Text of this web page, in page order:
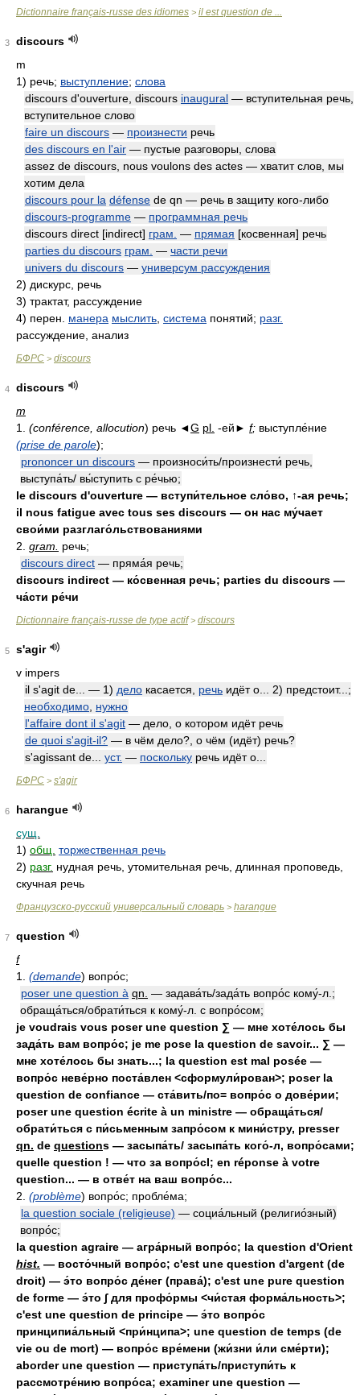
Dictionnaire français-russe des idiomes > il est question de ...
3
discours
m
1) речь; выступление; слова
discours d'ouverture, discours inaugural — вступительная речь,
вступительное слово
faire un discours — произнести речь
des discours en l'air — пустые разговоры, слова
assez de discours, nous voulons des actes — хватит слов, мы
хотим дела
discours pour la défense de qn — речь в защиту кого-либо
discours-programme — программная речь
discours direct [indirect] грам. — прямая [косвенная] речь
parties du discours грам. — части речи
univers du discours — универсум рассуждения
2) дискурс, речь
3) трактат, рассуждение
4) перен. манера мыслить система понятий; разг.
рассуждение, анализ
БФРС > discours
4
discours
m
1. (conférence, allocution) речь ◄G pl. -ей► f; выступле́ние
(prise de parole);
prononcer un discours — произноси́ть/произнести́ речь,
выступа́ть/ вы́ступить с ре́чью;
le discours d'ouverture — вступи́тельное сло́во, ↑-ая речь;
il nous fatigue avec tous ses discours — он нас му́чает
свои́ми разглаго́льствованиями
2. gram.
речь;
discours direct — пряма́я речь;
discours indirect — ко́свенная речь; parties du discours —
ча́сти ре́чи
Dictionnaire français-russe de type actif> discours
5
s'agir
v impers
il s'agit de... — 1) дело касается, речь идёт о... 2) предстоит...;
необходимо нужно
l'affaire dont il s'agit — дело, о котором идёт речь
de quoi s'agit-il? — в чём дело?, о чём (идёт) речь?
s'agissant de... уст. — поскольку речь идёт о...
БФРС > s'agir
6
harangue
сущ.
1) общ. торжественная речь
2) разг. нудная речь, утомительная речь, длинная проповедь,
скучная речь
Французско-русский универсальный словарь > harangue
7
question
f
1. (demande) вопро́с;
poser une question à qn. — задава́ть/зада́ть вопро́с кому́-л.;
обраща́ться/обрати́ться к кому́-л. с вопро́сом;
je voudrais vous poser une question ∑ — мне хоте́лось бы
зада́ть вам вопро́с; je me pose la question de savoir... ∑ —
мне хоте́лось бы знать...; la question est mal posée —
вопро́с неве́рно поста́влен <сформули́рован>; poser la
question de confiance — ста́вить/по= вопро́с о дове́рии;
poser une question écrite à un ministre — обраща́ться/
обрати́ться с пи́сьменным запро́сом к мини́стру, presser
qn. de questions — засыпа́ть/ засыпа́ть кого́-л, вопро́сами;
quelle question ! — что за вопро́сI; en réponse à votre
question... — в отве́т на ваш вопро́с...
2. (problème) вопро́с; пробле́ма;
la question sociale (religieuse) — социа́льный (религио́зный)
вопро́с;
la question agraire — агра́рный вопро́с; la question d'Orient
hist. — восто́чный вопро́с; c'est une question d'argent (de
droit) — э́то вопро́с де́нег (права́); c'est une pure question
de forme — э́то ∫ для профо́рмы <чи́стая форма́льность>;
c'est une question de principe — э́то вопро́с
принципиа́льный <при́нципа>; une question de temps (de
vie ou de mort) — вопро́с вре́мени (жи́зни и́ли сме́рти);
aborder une question — приступа́ть/приступи́ть к
рассмотре́нию вопро́са; examiner une question —